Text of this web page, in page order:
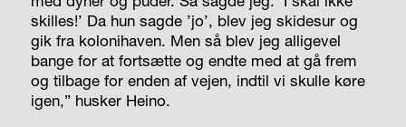
skilles!’ Da hun sagde ’jo’, blev jeg skidesur og
gik fra kolonihaven. Men så blev jeg alligevel
bange for at fortsætte og endte med at gå frem
og tilbage for enden af vejen, indtil vi skulle køre
igen,” husker Heino.